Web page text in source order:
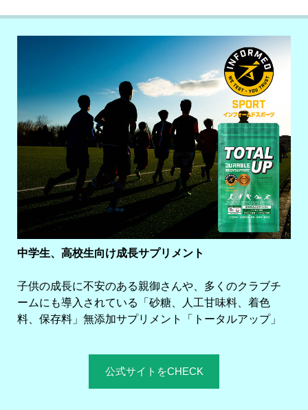
中学生、高校生向け成長サプリメント
子供の成長に不安のある親御さんや、多くのクラブチ
ームにも導入されている「砂糖、人工甘味料、着色
料、保存料」無添加サプリメント「トータルアップ」
公式サイトをCHECK